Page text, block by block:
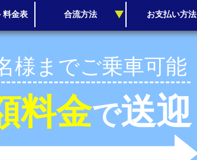
料金表 合流方法 お支払い方法
様までご乗車可能
料金で送迎